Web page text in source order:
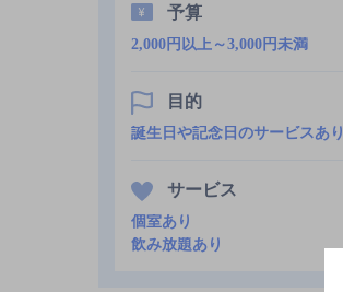
予算
2,000円以上～3,000円未満
目的
誕生日や記念日のサービスあり
サービス
個室あり
飲み放題あり